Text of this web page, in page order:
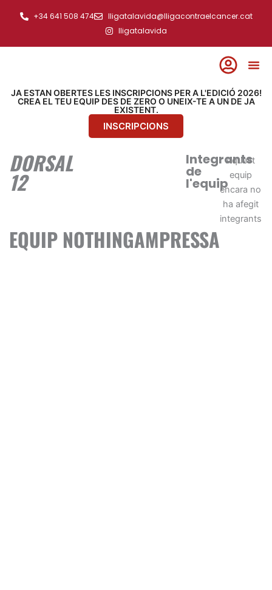
+34 641 508 474
lligatalavida@lligacontraelcancer.cat
lligatalavida
JA ESTAN OBERTES LES INSCRIPCIONS PER A L'EDICIÓ 2026!
CREA EL TEU EQUIP DES DE ZERO O UNEIX-TE A UN DE JA
EXISTENT.
INSCRIPCIONS
EQUIP NOTHINGAMPRESSA
DORSAL
12
Integrants
de
l'equip
Aquest
equip
encara no
ha afegit
integrants